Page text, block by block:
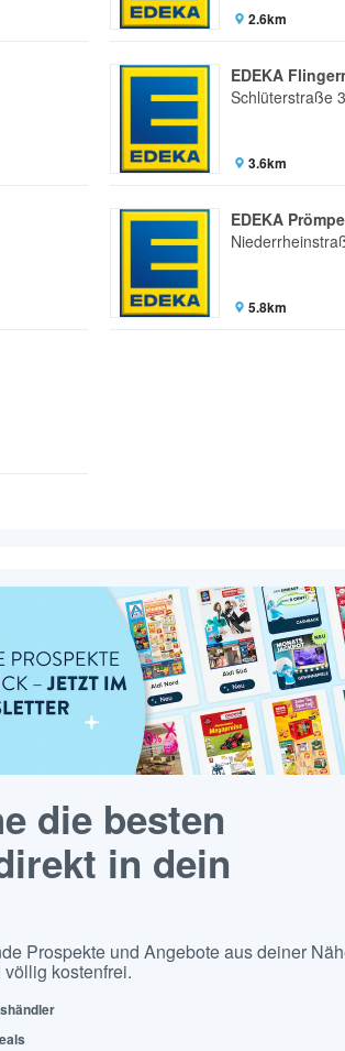
2.6km
EDEKA
Schlüterstraße
3.6km
EDEKA
5.8km
die besten
in dein
Prospekte und Angebote aus deiner
kostenfrei.